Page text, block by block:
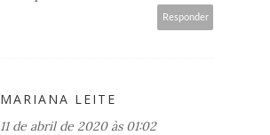
Responder
MARIANA LEITE
11 de abril de 2020 às 01:02